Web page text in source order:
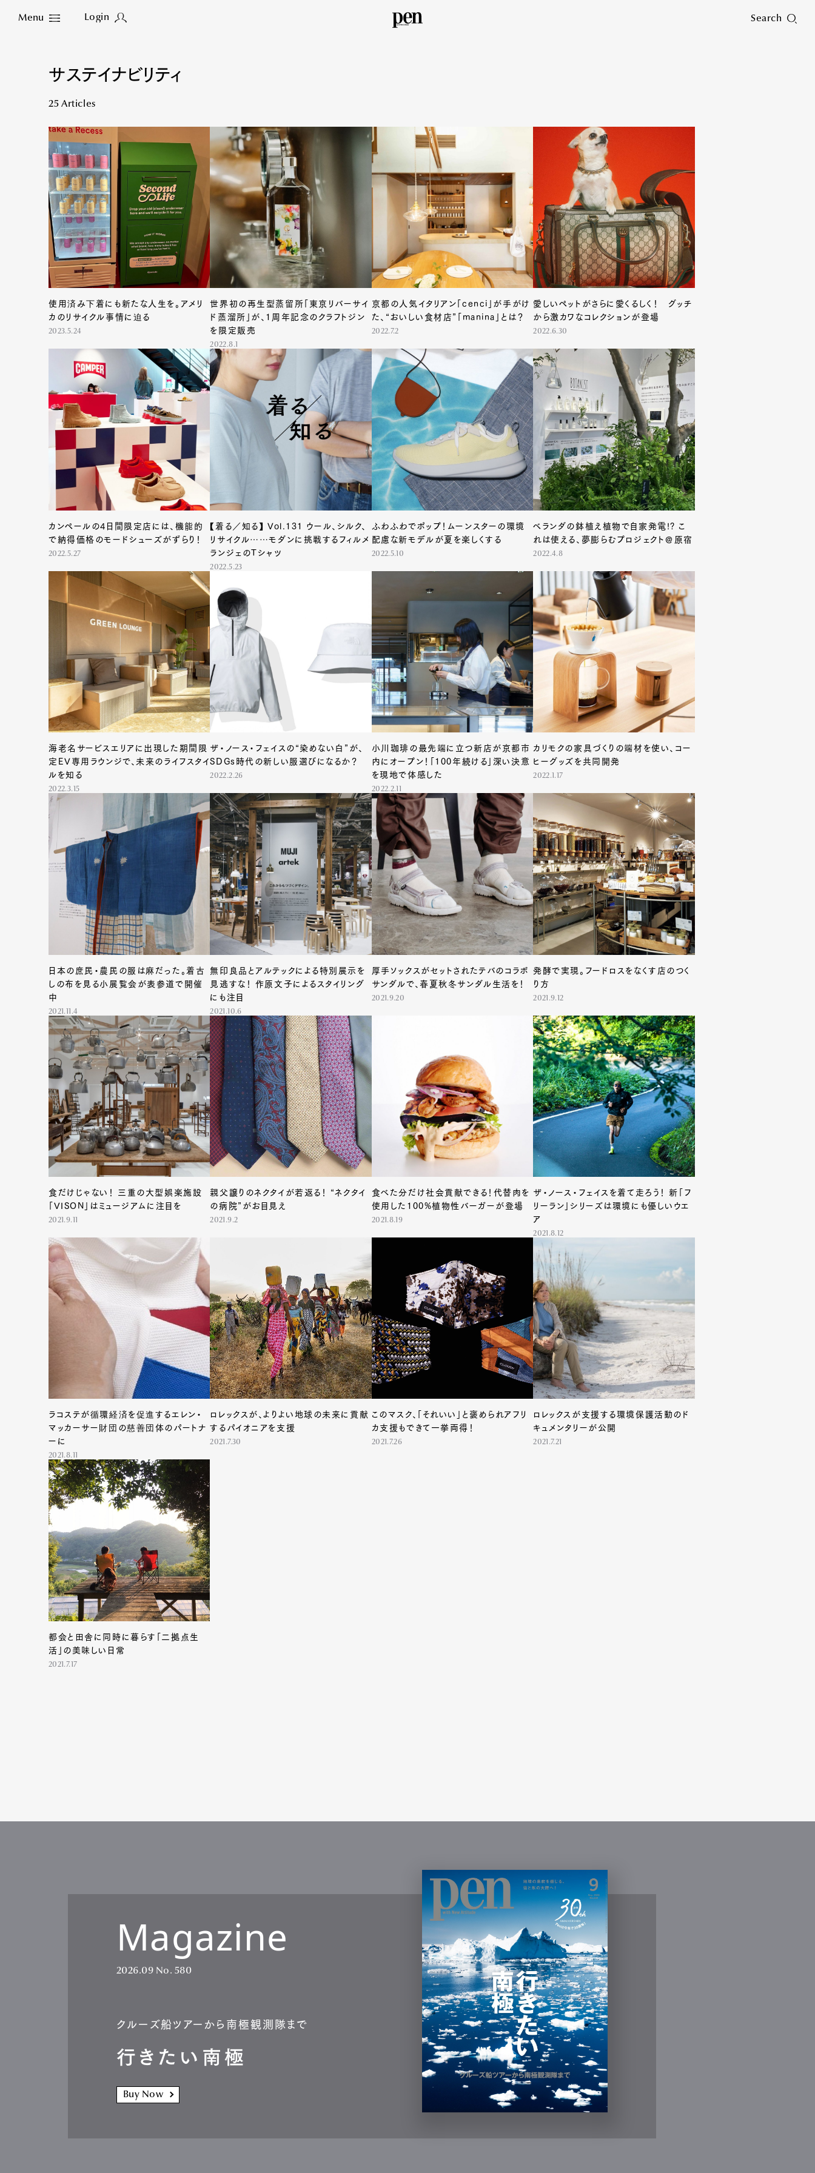
Menu Login Search
Close
Art&Design Watch
Fashion
Gourmet
Cars Product
Culture
Lifestyle
Pen Membership Magazine Official Columnist About Contact
Pen Meet Pen international Pen tw
サステイナビリティ
25 Articles
使用済み下着にも新たな人生を。アメリ
カのリサイクル事情に迫る
2023.5.24
世界初の再生型蒸留所「東京リバーサイ
ド蒸溜所」が、1周年記念のクラフトジン
を限定販売
2022.8.1
京都の人気イタリアン「cenci」が手がけ
た、“おいしい食材店”「manina」とは？
2022.7.2
愛しいペットがさらに愛くるしく！ グッチ
から激カワなコレクションが登場
2022.6.30
カンペールの4日間限定店には、機能的
で納得価格のモードシューズがずらり！
2022.5.27
【着る／知る】 Vol.131 ウール、シルク、
リサイクル……モダンに挑戦するフィルメ
ランジェのTシャツ
2022.5.23
ふわふわでポップ！ムーンスターの環境
配慮な新モデルが夏を楽しくする
2022.5.10
ベランダの鉢植え植物で自家発電!? こ
れは使える、夢膨らむプロジェクト＠原宿
2022.4.8
海老名サービスエリアに出現した期間限
定EV専用ラウンジで、未来のライフスタイ
ルを知る
2022.3.15
ザ・ノース・フェイスの“染めない白”が、
SDGs時代の新しい服選びになるか？
2022.2.26
小川珈琲の最先端に立つ新店が京都市
内にオープン！「100年続ける」深い決意
を現地で体感した
2022.2.11
カリモクの家具づくりの端材を使い、コー
ヒーグッズを共同開発
2022.1.17
日本の庶民・農民の服は麻だった。着古
しの布を見る小展覧会が表参道で開催
中
2021.11.4
無印良品とアルテックによる特別展示を
見逃すな！ 作原文子によるスタイリング
にも注目
2021.10.6
厚手ソックスがセットされたテバのコラボ
サンダルで、春夏秋冬サンダル生活を！
2021.9.20
発酵で実現。フードロスをなくす店のつく
り方
2021.9.12
食だけじゃない！ 三重の大型娯楽施設
「VISON」はミュージアムに注目を
2021.9.11
親父譲りのネクタイが若返る！ “ネクタイ
の病院”がお目見え
2021.9.2
食べた分だけ社会貢献できる！代替肉を
使用した100%植物性バーガーが登場
2021.8.19
ザ・ノース・フェイスを着て走ろう！ 新「フ
リーラン」シリーズは環境にも優しいウエ
ア
2021.8.12
ラコステが循環経済を促進するエレン・
マッカーサー財団の慈善団体のパートナ
ーに
2021.8.11
ロレックスが、よりよい地球の未来に貢献
するパイオニアを支援
2021.7.30
このマスク、「それいい」と褒められアフリ
カ支援もできて一挙両得！
2021.7.26
ロレックスが支援する環境保護活動のド
キュメンタリーが公開
2021.7.21
都会と田舎に同時に暮らす「二拠点生
活」の美味しい日常
2021.7.17
Magazine
2026.09 No. 580
クルーズ船ツアーから南極観測隊まで
行きたい南極
Buy Now